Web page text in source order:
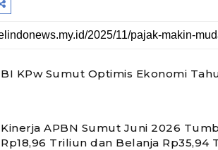
BI KPw Sumut Optimis Ekonomi
Kinerja APBN Sumut Juni 2026
Rp18,96 Triliun dan Belanja Rp35,94